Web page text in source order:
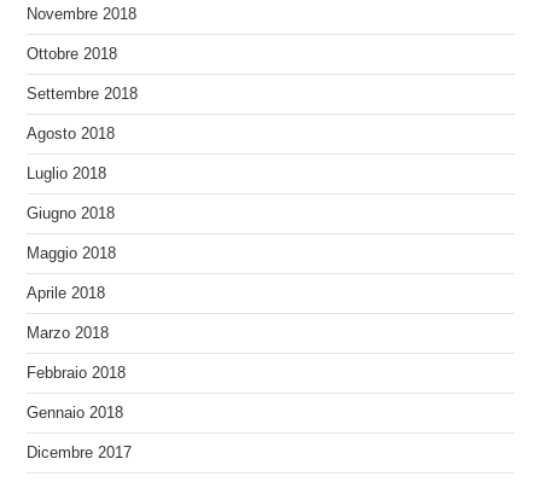
Novembre 2018
Ottobre 2018
Settembre 2018
Agosto 2018
Luglio 2018
Giugno 2018
Maggio 2018
Aprile 2018
Marzo 2018
Febbraio 2018
Gennaio 2018
Dicembre 2017